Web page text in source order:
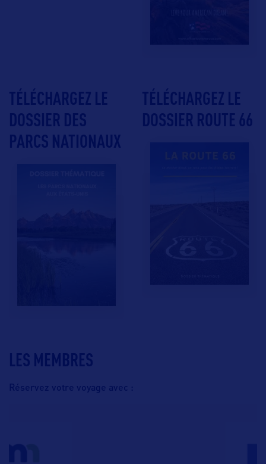
LES MEMBRES
Réservez votre voyage avec :
TÉLÉCHARGEZ LE
DOSSIER DES
PARCS NATIONAUX
TÉLÉCHARGEZ LE
DOSSIER ROUTE 66